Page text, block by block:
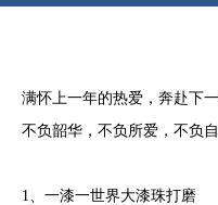
满怀上一年的热爱，奔赴下
不负韶华，不负所爱，不负
1、一漆一世界大漆珠打磨